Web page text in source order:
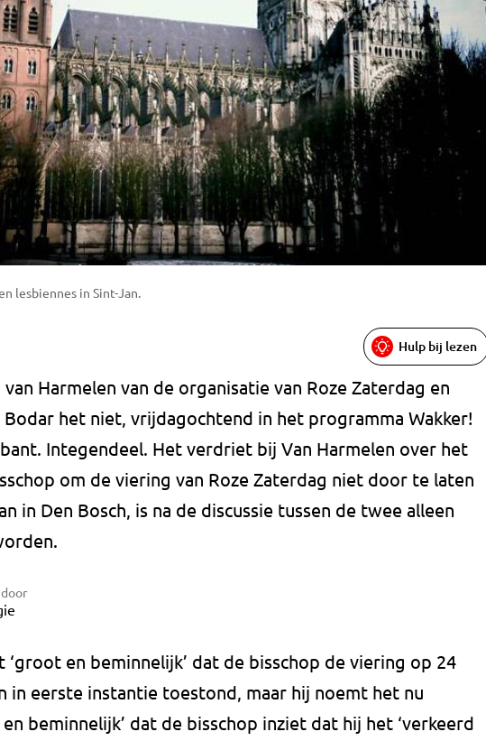
lesbiennes in Sint-Jan.
Hulp bij lezen
Harmelen van de organisatie van Roze Zaterdag en
het niet, vrijdagochtend in het programma Wakker!
Integendeel. Het verdriet bij Van Harmelen over het
om de viering van Roze Zaterdag niet door te laten
in Den Bosch, is na de discussie tussen de twee alleen
en beminnelijk’ dat de bisschop de viering op 24
in eerste instantie toestond, maar hij noemt het nu
beminnelijk’ dat de bisschop inziet dat hij het ‘verkeerd